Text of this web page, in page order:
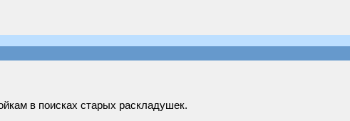
в поисках старых раскладушек.